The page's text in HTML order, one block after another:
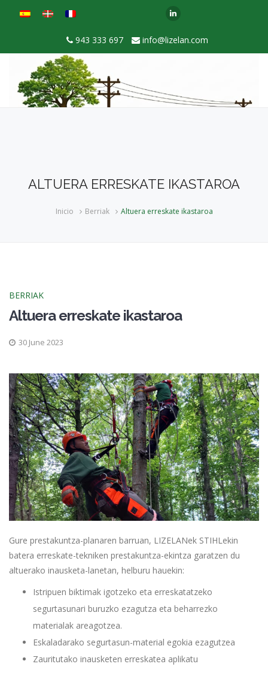
943 333 697 info@lizelan.com
ALTUERA ERRESKATE IKASTAROA
Inicio Berriak Altuera erreskate ikastaroa
BERRIAK
Altuera erreskate ikastaroa
30 June 2023
Gure prestakuntza-planaren barruan, LIZELANek STIHLekin
batera erreskate-tekniken prestakuntza-ekintza garatzen du
altuerako inausketa-lanetan, helburu hauekin:
Istripuen biktimak igotzeko eta erreskatatzeko
segurtasunari buruzko ezagutza eta beharrezko
materialak areagotzea.
Eskaladarako segurtasun-material egokia ezagutzea
Zauritutako inausketen erreskatea aplikatu